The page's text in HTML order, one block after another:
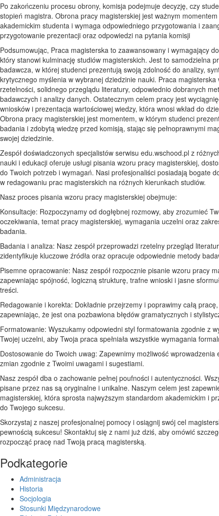
Po zakończeniu procesu obrony, komisja podejmuje decyzję, czy
stopień magistra. Obrona pracy magisterskiej jest ważnym
akademickim studenta i wymaga odpowiedniego przygotowania i
przygotowanie prezentacji oraz odpowiedzi na pytania komisji
Podsumowując, Praca magisterska to zaawansowany i wymagający
który stanowi kulminację studiów magisterskich. Jest to samodzielna
badawcza, w której studenci prezentują swoją zdolność do analizy,
krytycznego myślenia w wybranej dziedzinie nauki. Praca magisterska
rzetelności, solidnego przeglądu literatury, odpowiednio dobranych
badawczych i analizy danych. Ostatecznym celem pracy jest
wniosków i prezentacja wartościowej wiedzy, która wnosi wkład do
Obrona pracy magisterskiej jest momentem, w którym studenci
badania i zdobytą wiedzę przed komisją, stając się pełnoprawnymi
swojej dziedzinie.
Zespół doświadczonych specjalistów serwisu edu.wschood.pl z
nauki i edukacji oferuje usługi pisania wzoru pracy magisterskiej,
do Twoich potrzeb i wymagań. Nasi profesjonaliści posiadają bogate
w redagowaniu prac magisterskich na różnych kierunkach studiów.
Nasz proces pisania wzoru pracy magisterskiej obejmuje:
Konsultacje: Rozpoczynamy od dogłębnej rozmowy, aby zrozumieć
oczekiwania, temat pracy magisterskiej, wymagania uczelni oraz
badania.
Badania i analiza: Nasz zespół przeprowadzi rzetelny przegląd
zidentyfikuje kluczowe źródła oraz opracuje odpowiednie metody
Pisemne opracowanie: Nasz zespół rozpocznie pisanie wzoru pracy
zapewniając spójność, logiczną strukturę, trafne wnioski i jasne
treści.
Redagowanie i korekta: Dokładnie przejrzemy i poprawimy całą pracę,
zapewniając, że jest ona pozbawiona błędów gramatycznych i
Formatowanie: Wyszukamy odpowiedni styl formatowania zgodnie z
Twojej uczelni, aby Twoja praca spełniała wszystkie wymagania
Dostosowanie do Twoich uwag: Zapewnimy możliwość wprowadzenia
zmian zgodnie z Twoimi uwagami i sugestiami.
Nasz zespół dba o zachowanie pełnej poufności i autentyczności.
pisane przez nas są oryginalne i unikalne. Naszym celem jest
magisterskiej, która sprosta najwyższym standardom akademickim i
do Twojego sukcesu.
Skorzystaj z naszej profesjonalnej pomocy i osiągnij swój cel
pewnością sukcesu! Skontaktuj się z nami już dziś, aby omówić
rozpocząć pracę nad Twoją pracą magisterską.
Podkategorie
Administracja
Historia
Socjologia
Stosunki Międzynarodowe